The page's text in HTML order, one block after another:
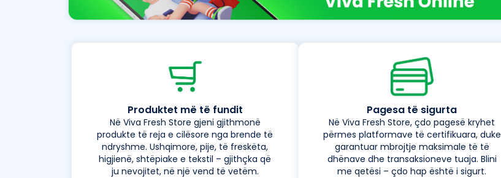
Produktet më të fundit
Në Viva Fresh Store gjeni gjithmonë
produkte të reja e cilësore nga brende të
ndryshme. Ushqimore, pije, të freskëta,
higjienë, shtëpiake e tekstil – gjithçka që
ju nevojitet, në një vend të vetëm.
Pagesa të sigurta
Në Viva Fresh Store, çdo pagesë kryhet
përmes platformave të certifikuara, duke
garantuar mbrojtje maksimale të të
dhënave dhe transaksioneve tuaja. Blini
me qetësi – çdo hap është i sigurt.